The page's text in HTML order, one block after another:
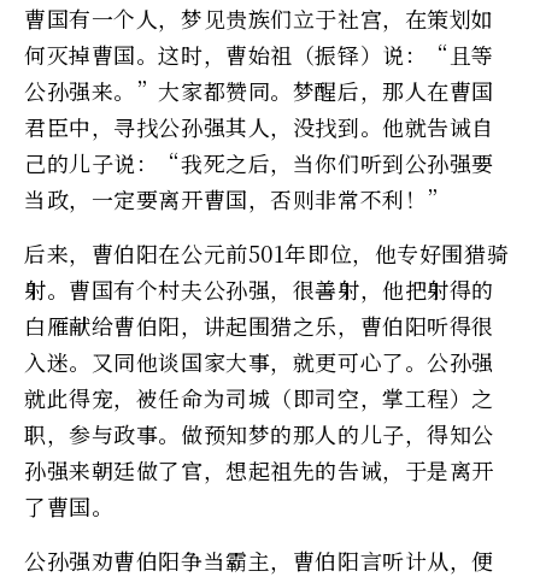
曹国有一个人，梦见贵族们立于社宫，在策划如
何灭掉曹国。这时，曹始祖（振铎）说：“且等
公孙强来。”大家都赞同。梦醒后，那人在曹国
君臣中，寻找公孙强其人，没找到。他就告诫自
己的儿子说：“我死之后，当你们听到公孙强要
当政，一定要离开曹国，否则非常不利！”
后来，曹伯阳在公元前501年即位，他专好围猎骑
射。曹国有个村夫公孙强，很善射，他把射得的
白雁献给曹伯阳，讲起围猎之乐，曹伯阳听得很
入迷。又同他谈国家大事，就更可心了。公孙强
就此得宠，被任命为司城（即司空，掌工程）之
职，参与政事。做预知梦的那人的儿子，得知公
孙强来朝廷做了官，想起祖先的告诫，于是离开
了曹国。
公孙强劝曹伯阳争当霸主，曹伯阳言听计从，便